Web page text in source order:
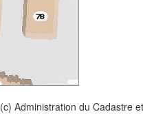
(c) Administration du Cadastre